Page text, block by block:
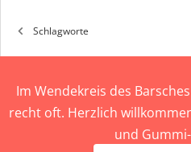
Schlagworte
Im Wendekreis des
recht oft. Herzlich
und